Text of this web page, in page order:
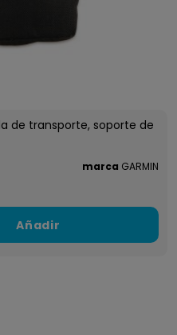
de transporte, soporte de
marca GARMIN
Añadir